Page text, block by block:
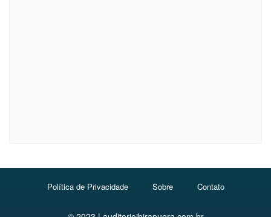
Política de Privacidade Sobre Contato